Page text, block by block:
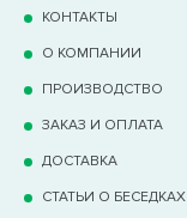
КОНТАКТЫ
О КОМПАНИИ
ПРОИЗВОДСТВО
ЗАКАЗ И ОПЛАТА
ДОСТАВКА
СТАТЬИ О БЕСЕДКАХ